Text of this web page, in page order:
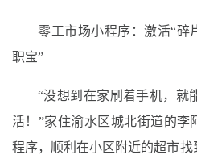
零工市场小程序：激活“碎
职宝”
“没想到在家刷着手机，就
活！”家住渝水区城北街道的李
程序，顺利在小区附近的超市